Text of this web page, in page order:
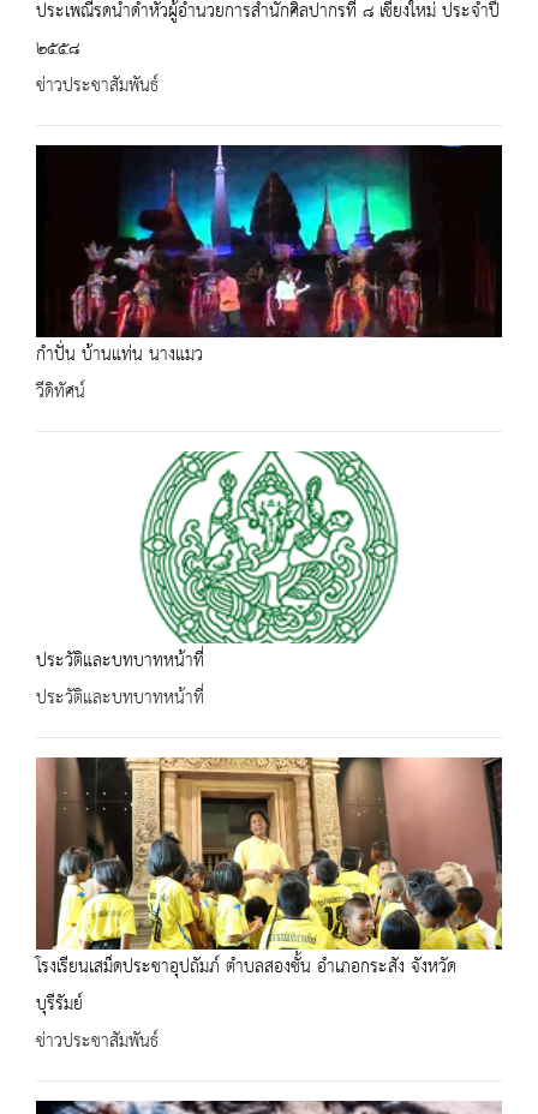
ประเพณีรดน้ำดำหัวผู้อำนวยการสำนักศิลปากรที่ ๘ เชียงใหม่ ประจำปี
๒๕๕๘
ข่าวประชาสัมพันธ์
กำปั่น บ้านแท่น นางแมว
วีดิทัศน์
ประวัติและบทบาทหน้าที่
ประวัติและบทบาทหน้าที่
โรงเรียนเสม็ดประชาอุปถัมภ์ ตำบลสองชั้น อำเภอกระสัง จังหวัด
บุรีรัมย์
ข่าวประชาสัมพันธ์